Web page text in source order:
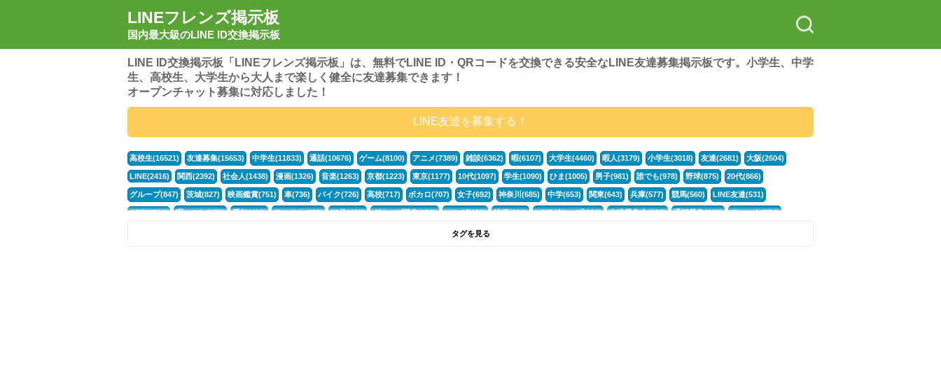
LINEフレンズ掲示板
国内最大級のLINE ID交換掲示板
LINE ID交換掲示板「LINEフレンズ掲示板」は、無料でLINE ID・QRコードを交換できる安全なLINE友達募集掲示板です。小学生、中学
生、高校生、大学生から大人まで楽しく健全に友達募集できます！
オープンチャット募集に対応しました！
LINE友達を募集する！
高校生(16521) 友達募集(15653) 中学生(11833) 通話(10676) ゲーム(8100) アニメ(7389) 雑談(6362) 暇(6107) 大学生(4460) 暇人(3179) 小学生(3018) 友達(2681) 大阪(2604)
LINE(2416) 関西(2392) 社会人(1438) 漫画(1326) 音楽(1263) 京都(1223) 東京(1177) 10代(1097) 学生(1090) ひま(1005) 男子(981) 誰でも(978) 野球(875) 20代(866)
グループ(847) 茨城(827) 映画鑑賞(751) 車(736) バイク(726) 高校(717) ボカロ(707) 女子(692) 神奈川(685) 中学(653) 関東(643) 兵庫(577) 競馬(560) LINE友達(531)
APEX(519) 暇つぶし(476) 愛知(468) モンスト(465) 30代(433) グループ募集(412) マンガ(401) 映画(396) LINEグループ(388) 友達募集中(382) 通話募集(381) チャット(374)
フォートナイト(320)
タグを見る